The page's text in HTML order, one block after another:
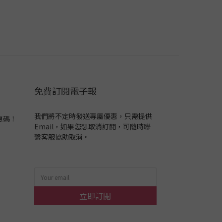
！
免費訂閱電子報
我們將不定時發送專屬優惠，只需提供
Email，如果您想取消訂閱，可隨時聯
繫客服協助取消。
立即訂閱